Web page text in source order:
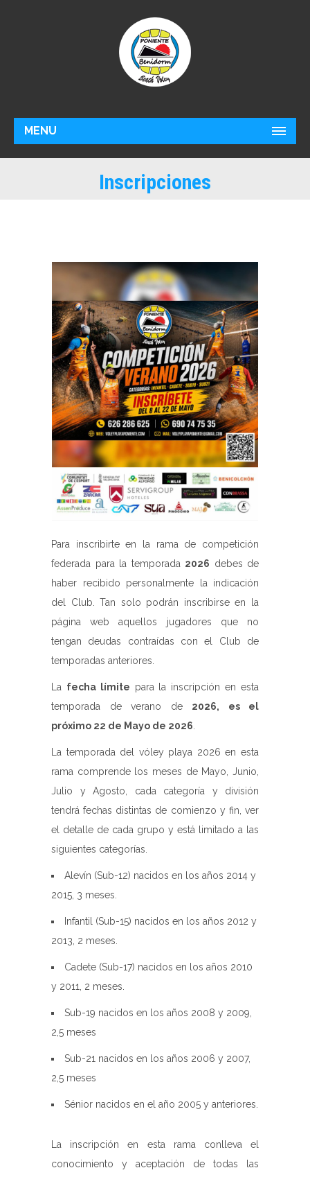
MENU
Inscripciones
Para inscribirte en la rama de competición
federada para la temporada 2026 debes de
haber recibido personalmente la indicación
del Club. Tan solo podrán inscribirse en la
página web aquellos jugadores que no
tengan deudas contraídas con el Club de
temporadas anteriores.
La fecha límite para la inscripción en esta
temporada de verano de 2026, es el
próximo 22 de Mayo de 2026.
La temporada del vóley playa 2026 en esta
rama comprende los meses de Mayo, Junio,
Julio y Agosto, cada categoría y división
tendrá fechas distintas de comienzo y fin, ver
el detalle de cada grupo y está limitado a las
siguientes categorías.
Alevín (Sub-12) nacidos en los años 2014 y
2015, 3 meses.
Infantil (Sub-15) nacidos en los años 2012 y
2013, 2 meses.
Cadete (Sub-17) nacidos en los años 2010
y 2011, 2 meses.
Sub-19 nacidos en los años 2008 y 2009,
2,5 meses
Sub-21 nacidos en los años 2006 y 2007,
2,5 meses
Sénior nacidos en el año 2005 y anteriores.
La inscripción en esta rama conlleva el
conocimiento y aceptación de todas las